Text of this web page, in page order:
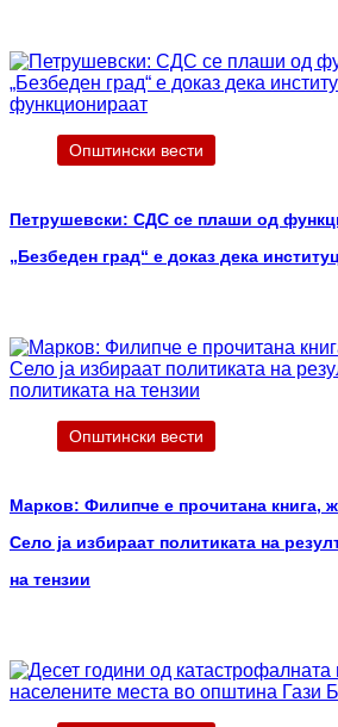
Општински вести
Петрушевски: СДС се плаши од
„Безбеден град“ е доказ дека
Општински вести
Марков: Филипче е прочитана книга,
Село ја избираат политиката на
на тензии